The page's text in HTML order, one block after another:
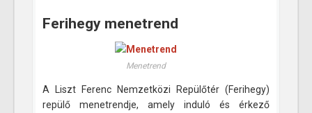
Ferihegy menetrend
Menetrend
A Liszt Ferenc Nemzetközi Repülőtér (Ferihegy)
repülő menetrendje, amely induló és érkező